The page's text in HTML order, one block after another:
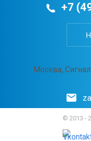
+7
Москва,
© 2013 -